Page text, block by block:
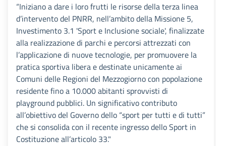
“Iniziano a dare i loro frutti le risorse della terza linea
d’intervento del PNRR, nell’ambito della Missione 5,
Investimento 3.1 'Sport e Inclusione sociale', finalizzate
alla realizzazione di parchi e percorsi attrezzati con
l’applicazione di nuove tecnologie, per promuovere la
pratica sportiva libera e destinate unicamente ai
Comuni delle Regioni del Mezzogiorno con popolazione
residente fino a 10.000 abitanti sprovvisti di
playground pubblici. Un significativo contributo
all’obiettivo del Governo dello “sport per tutti e di tutti”
che si consolida con il recente ingresso dello Sport in
Costituzione all’articolo 33."